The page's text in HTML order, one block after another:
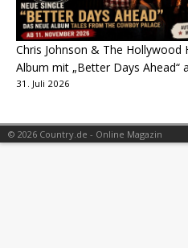
Chris Johnson & The Hollywood
Album mit „Better Days Ahead“
31. Juli 2026
© 2026 Country.de - Online Magazin